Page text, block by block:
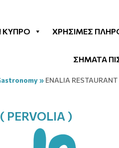
ΚΎΠΡΟ ΧΡΉΣΙΜΕΣ
ΣΗΜΑΤΑ
» ENALIA
PERVOLIA )